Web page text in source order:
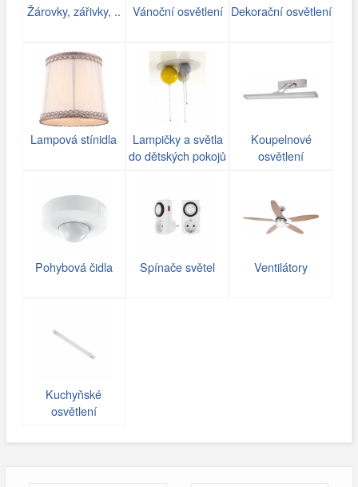
Žárovky, zářivky, .. Vánoční osvětlení Dekorační osvětlení
Lampová stínidla
Lampičky a světla
do dětských pokojů
Koupelnové
osvětlení
Pohybová čidla Spínače světel Ventilátory
Kuchyňské
osvětlení